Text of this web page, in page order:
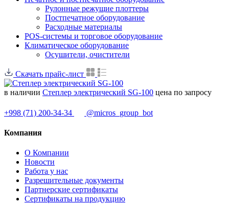
Рулонные режущие плоттеры
Постпечатное оборудование
Расходные материалы
POS-системы и торговое оборудование
Климатическое оборудование
Осушители, очистители
Скачать прайс-лист
в наличии Степлер электрический SG-100 цена по запросу
+998 (71) 200-34-34 @micros_group_bot
Компания
О Компании
Новости
Работа у нас
Разрешительные документы
Партнерские сертификаты
Сертификаты на продукцию